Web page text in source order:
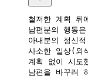
철저한 계획 뒤
남편분의 행동
아내분의 정신
사소한 일상(
계획 없이 시도
남편을 바꾸려